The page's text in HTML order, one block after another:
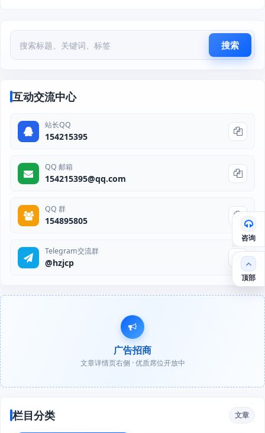
搜索
互动交流中心
站长QQ
154215395
QQ 邮箱
154215395@qq.com
QQ 群
154895805
Telegram交流群
@hzjcp
广告招商
文章详情页右侧 · 优质席位开放中
栏目分类 文章
咨询
顶部